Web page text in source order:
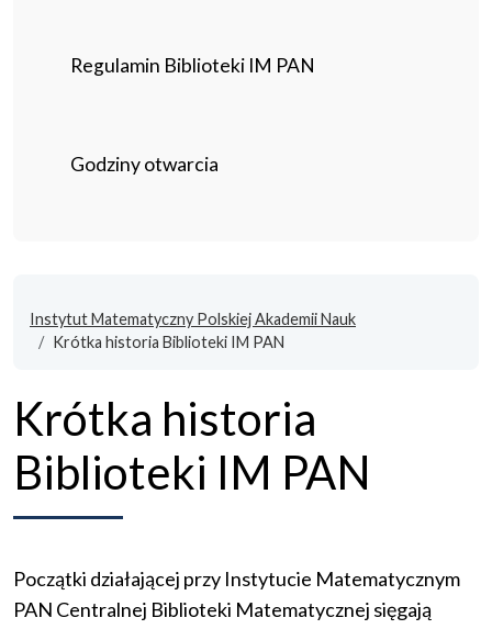
Regulamin Biblioteki IM PAN
Godziny otwarcia
Instytut Matematyczny Polskiej Akademii Nauk
Krótka historia Biblioteki IM PAN
Krótka historia
Biblioteki IM PAN
Początki działającej przy Instytucie Matematycznym
PAN Centralnej Biblioteki Matematycznej sięgają